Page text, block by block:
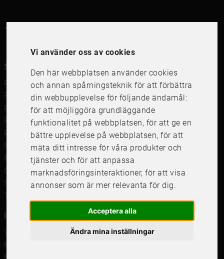
Vi använder oss av cookies
Den här webbplatsen använder cookies
och annan spårningsteknik för att förbättra
din webbupplevelse för följande ändamål:
för att möjliggöra grundläggande
funktionalitet på webbplatsen, för att ge en
bättre upplevelse på webbplatsen,för att
mäta ditt intresse för våra produkter och
tjänster och för att anpassa
marknadsföringsinteraktioner,för att visa
annonser som är mer relevanta för dig.
Acceptera alla
Ändra mina inställningar
Snabblänkar
Ramar
Ramar till Samsung The Frame
Ramverkstad & inramning
Passepartout
Posters
Måttbeställd passepartout
Framkalla bilder
Canvastavla
Studentskylt och studentplakat
Tavelkrok
Våra butiker
Kundservice